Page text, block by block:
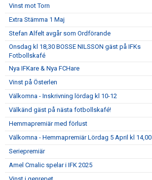
Vinst mot Torn
Extra Stämma 1 Maj
Stefan Alfelt avgår som Ordförande
Onsdag kl 18,30 BOSSE NILSSON gäst på IFKs
Fotbollskafé
Nya IFKare & Nya FCHare
Vinst på Österlen
Välkomna - Inskrivning lördag kl 10-12
Välkänd gäst på nästa fotbollskafé!
Hemmapremiär med förlust
Välkomna - Hemmapremiär Lördag 5 April kl 14,00
Seriepremiär
Amel Crnalic spelar i IFK 2025
Vinst i genrepet